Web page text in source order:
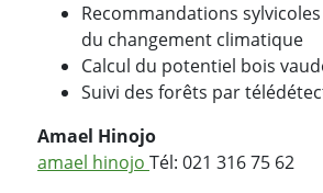
Recommandations
du changement climatique
Calcul du potentiel bois
Suivi des forêts par
Amael Hinojo
amael hinojo Tél: 021 316 75 62